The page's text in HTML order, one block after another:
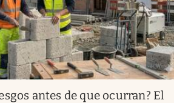
antes de que ocurran? El